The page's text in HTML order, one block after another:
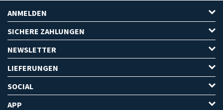
ANMELDEN
SICHERE ZAHLUNGEN
NEWSLETTER
LIEFERUNGEN
SOCIAL
APP